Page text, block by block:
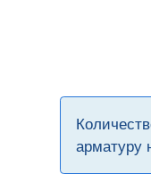
арматуру